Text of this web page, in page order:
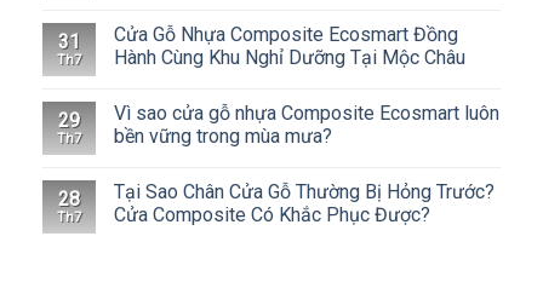
31
Th7
Cửa Gỗ Nhựa Composite Ecosmart Đồng
Hành Cùng Khu Nghỉ Dưỡng Tại Mộc Châu
29
Th7
Vì sao cửa gỗ nhựa Composite Ecosmart luôn
bền vững trong mùa mưa?
28
Th7
Tại Sao Chân Cửa Gỗ Thường Bị Hỏng Trước?
Cửa Composite Có Khắc Phục Được?